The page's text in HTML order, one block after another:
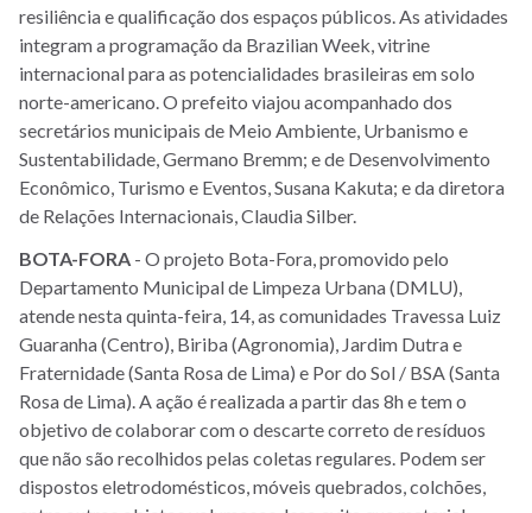
resiliência e qualificação dos espaços públicos. As atividades
integram a programação da Brazilian Week, vitrine
internacional para as potencialidades brasileiras em solo
norte-americano. O prefeito viajou acompanhado dos
secretários municipais de Meio Ambiente, Urbanismo e
Sustentabilidade, Germano Bremm; e de Desenvolvimento
Econômico, Turismo e Eventos, Susana Kakuta; e da diretora
de Relações Internacionais, Claudia Silber.
BOTA-FORA - O projeto Bota-Fora, promovido pelo
Departamento Municipal de Limpeza Urbana (DMLU),
atende nesta quinta-feira, 14, as comunidades Travessa Luiz
Guaranha (Centro), Biriba (Agronomia), Jardim Dutra e
Fraternidade (Santa Rosa de Lima) e Por do Sol / BSA (Santa
Rosa de Lima). A ação é realizada a partir das 8h e tem o
objetivo de colaborar com o descarte correto de resíduos
que não são recolhidos pelas coletas regulares. Podem ser
dispostos eletrodomésticos, móveis quebrados, colchões,